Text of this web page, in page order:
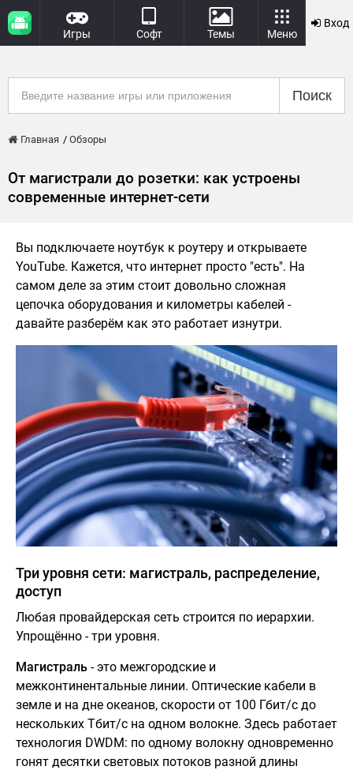
Игры Софт Темы Меню
Вход
Поиск
Главная Обзоры
От магистрали до розетки: как устроены
современные интернет-сети
Вы подключаете ноутбук к роутеру и открываете
YouTube. Кажется, что интернет просто "есть". На
самом деле за этим стоит довольно сложная
цепочка оборудования и километры кабелей -
давайте разберём как это работает изнутри.
Три уровня сети: магистраль, распределение,
доступ
Любая провайдерская сеть строится по иерархии.
Упрощённо - три уровня.
Магистраль - это межгородские и
межконтинентальные линии. Оптические кабели в
земле и на дне океанов, скорости от 100 Гбит/с до
нескольких Тбит/с на одном волокне. Здесь работает
технология DWDM: по одному волокну одновременно
гонят десятки световых потоков разной длины